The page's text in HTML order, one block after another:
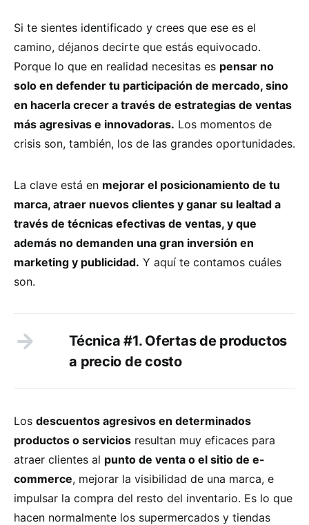
Si te sientes identificado y crees que ese es el
camino, déjanos decirte que estás equivocado.
Porque lo que en realidad necesitas es pensar no
solo en defender tu participación de mercado, sino
en hacerla crecer a través de estrategias de ventas
más agresivas e innovadoras. Los momentos de
crisis son, también, los de las grandes oportunidades.
La clave está en mejorar el posicionamiento de tu
marca, atraer nuevos clientes y ganar su lealtad a
través de técnicas efectivas de ventas, y que
además no demanden una gran inversión en
marketing y publicidad. Y aquí te contamos cuáles
son.
Técnica #1. Ofertas de productos
a precio de costo
Los descuentos agresivos en determinados
productos o servicios resultan muy eficaces para
atraer clientes al punto de venta o el sitio de e-
commerce, mejorar la visibilidad de una marca, e
impulsar la compra del resto del inventario. Es lo que
hacen normalmente los supermercados y tiendas